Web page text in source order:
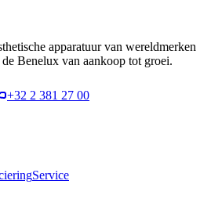
apparatuur van wereldmerken
Benelux van aankoop tot groei.
+32 2 381 27 00
Service